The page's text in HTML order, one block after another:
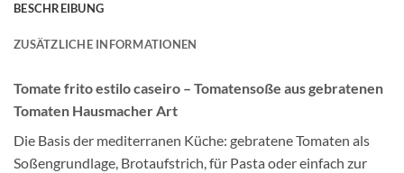
BESCHREIBUNG
ZUSÄTZLICHE INFORMATIONEN
Tomate frito estilo caseiro – Tomatensoße aus gebratenen
Tomaten Hausmacher Art
Die Basis der mediterranen Küche: gebratene Tomaten als
Soßengrundlage, Brotaufstrich, für Pasta oder einfach zur